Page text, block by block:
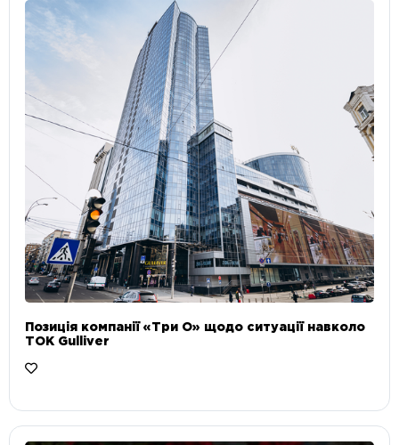
Позиція компанії «Три О» щодо ситуації навколо
ТОК Gulliver